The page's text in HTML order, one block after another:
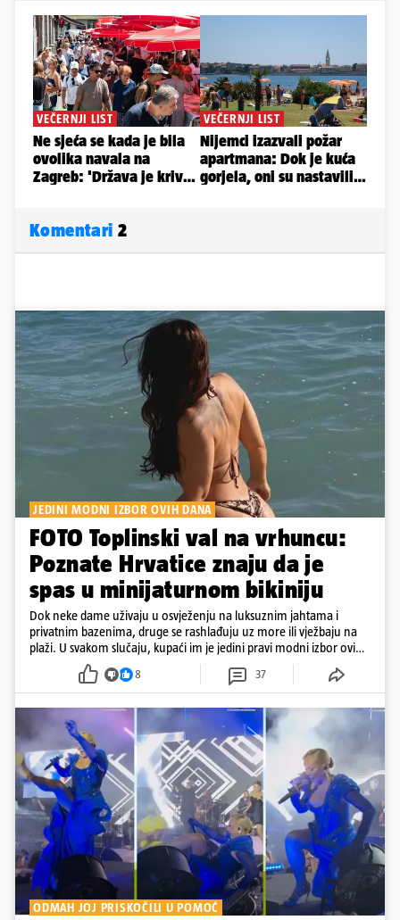
Komentari 2
JEDINI MODNI IZBOR OVIH DANA
FOTO Toplinski val na vrhuncu:
Poznate Hrvatice znaju da je
spas u minijaturnom bikiniju
Dok neke dame uživaju u osvježenju na luksuznim jahtama i
privatnim bazenima, druge se rashlađuju uz more ili vježbaju na
plaži. U svakom slučaju, kupaći im je jedini pravi modni izbor ovih
8 37
ODMAH JOJ PRISKOČILI U POMOĆ